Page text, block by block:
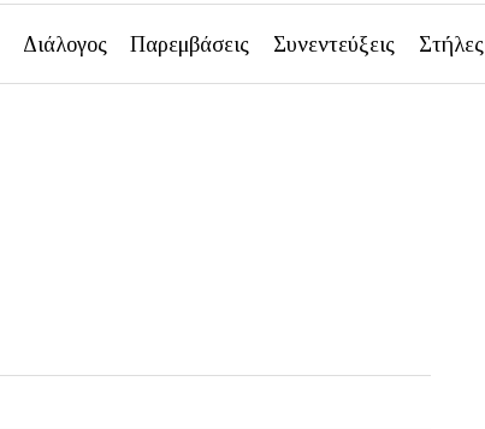
Διάλογος Παρεμβάσεις Συνεντεύξεις Στήλες